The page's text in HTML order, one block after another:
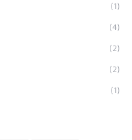
(1)
(4)
(2)
(2)
(1)